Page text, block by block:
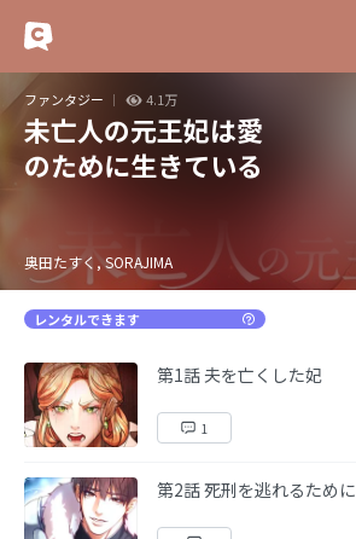
ファンタジー 4.1万
未亡人の元王妃は愛
のために生きている
奥田たすく, SORAJIMA
レンタルできます
第1話 夫を亡くした妃
1
第2話 死刑を逃れるために